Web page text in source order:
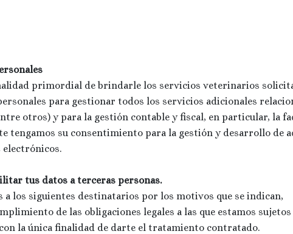
primordial de brindarle los servicios veterinarios
para gestionar todos los servicios adicionales
otros) y para la gestión contable y fiscal, en particular, la
tengamos su consentimiento para la gestión y desarrollo de
electrónicos.
tus datos a terceras personas.
a los siguientes destinatarios por los motivos que se indican,
de las obligaciones legales a las que estamos
la única finalidad de darte el tratamiento contratado.